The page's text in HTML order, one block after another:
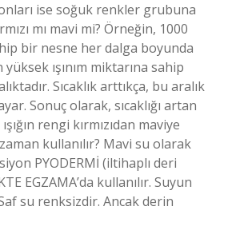
ise soğuk renkler grubuna
mı mavi mi? Örneğin, 1000
bir nesne her dalga boyunda
yüksek ışınım miktarına sahip
Sıcaklık arttıkça, bu aralık
Sonuç olarak, sıcaklığı artan
rengi kırmızıdan maviye
kullanılır? Mavi su olarak
PYODERMİ (iltihaplı deri
EGZAMA’da kullanılır. Suyun
su renksizdir. Ancak derin